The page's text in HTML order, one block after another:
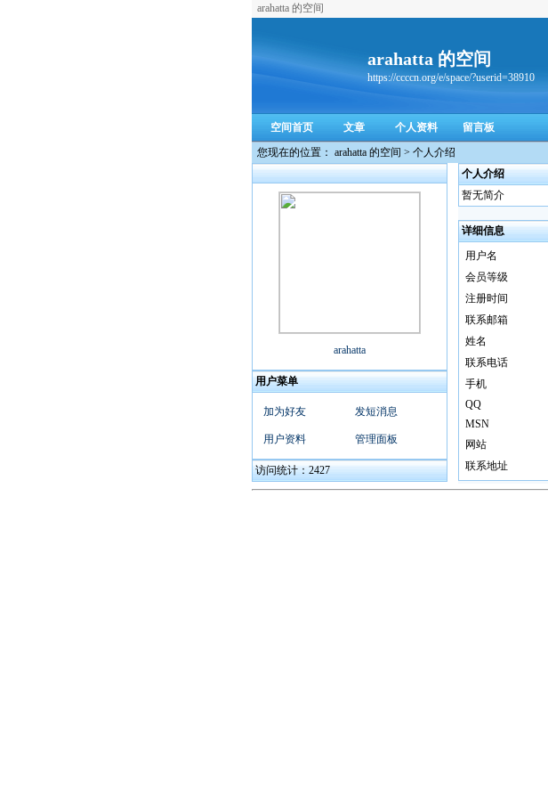
arahatta 的空间
arahatta 的空间
https://ccccn.org/e/space/?userid=38910
空间首页 文章 个人资料
留言板
您现在的位置： arahatta 的空间 > 个人介绍
arahatta
用户菜单
加为好友 发短消息
用户资料 管理面板
访问统计：2427
个人介绍
暂无简介
详细信息
用户名
会员等级
注册时间
联系邮箱
姓名
联系电话
手机
QQ
MSN
网站
联系地址